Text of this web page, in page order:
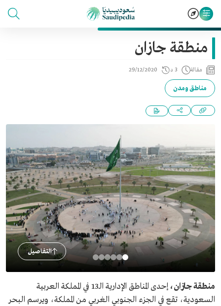
منطقة جازان
مقالة 3 د 29/12/2020
مناطق ومدن
التفاصيل
منطقة جازان،
إحدى المناطق الإدارية الـ13 في المملكة العربية
السعودية، تقع في الجزء الجنوبي الغربي من المملكة، ويرسم البحر